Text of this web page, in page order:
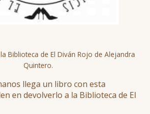
Biblioteca de El Diván Rojo de Alejandra
Quintero.
llega un libro con esta
en devolverlo a la Biblioteca de El